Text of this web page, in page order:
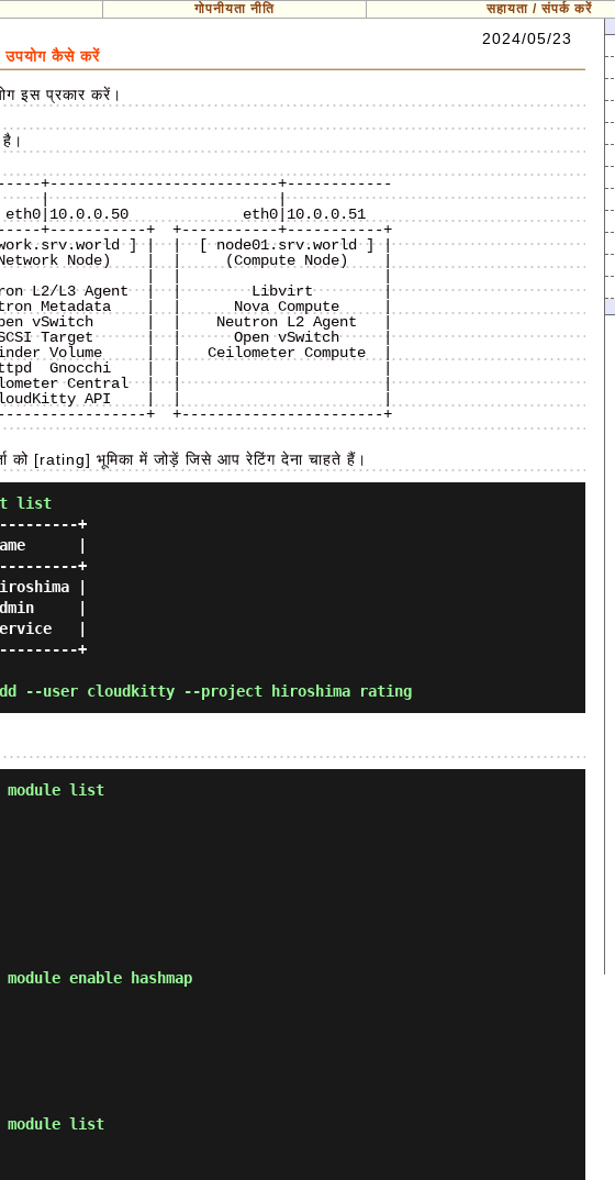
गोपनीयता नीति सहायता / संपर्क करें
कैसे करें
2024/05/23
इस प्रकार करें।
है।
+--------------------------+------------
+-----------+  +-----------+-----------+
] |  |  [ node01.srv.world ] |
Node)    |  |     (Compute Node)    |
L2/L3 Agent  |  |        Libvirt        |
Metadata    |  |      Nova Compute     |
vSwitch      |  |    Neutron L2 Agent   |
Target      |  |      Open vSwitch     |
Volume     |  |   Ceilometer Compute  |
httpd  Gnocchi    |  |                       |
Central  |  |                       |
API    |  |                       |
+  +-----------------------+
को [rating] भूमिका में जोड़ें जिसे आप रेटिंग देना चाहते हैं।
list
+
|
+
|
|
|
+
--user cloudkitty --project hiroshima rating
module list
enable hashmap
module list